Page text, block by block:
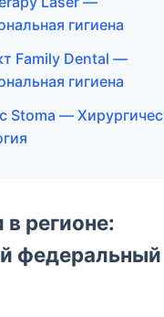
гигиена
Family Dental —
гигиена
Stoma —
регионе:
федеральный